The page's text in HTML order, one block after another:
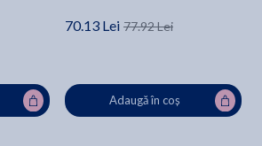
70.13 Lei 77.92 Lei
Adaugă în coș